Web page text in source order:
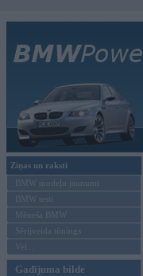
Ziņas un raksti
BMW modeļu jaunumi
BMW testi
Mēneša BMW
Sērijveida tūnings
Vel...
Gadījuma bilde